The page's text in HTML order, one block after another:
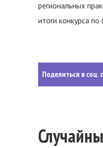
региональных
итоги конкурса
Поделиться в соц.